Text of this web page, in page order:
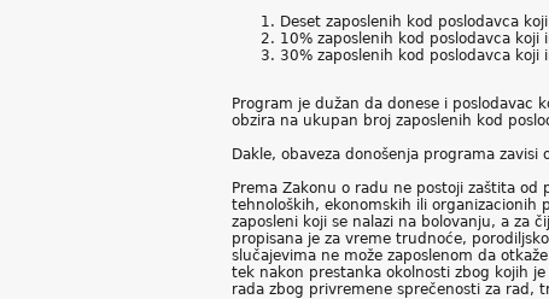
Deset zaposlenih kod poslodavca
10% zaposlenih kod poslodavca
30% zaposlenih kod poslodavca
Program je dužan da donese i
obzira na ukupan broj zaposlenih kod
Dakle, obaveza donošenja programa
Prema Zakonu o radu ne postoji zaštita
tehnoloških, ekonomskih ili organizacionih
zaposleni koji se nalazi na bolovanju, a za
propisana je za vreme trudnoće,
slučajevima ne može zaposlenom da
tek nakon prestanka okolnosti zbog kojih
rada zbog privremene sprečenosti za rad,